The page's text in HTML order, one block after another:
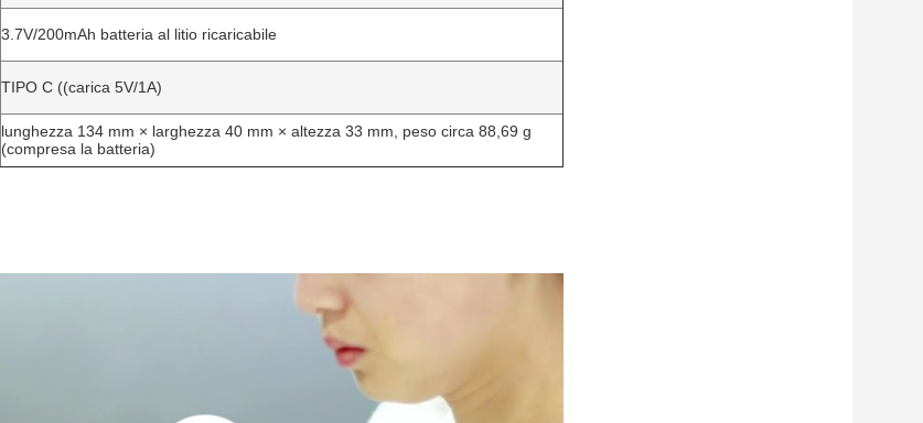
3.7V/200mAh batteria al litio ricaricabile
TIPO C ((carica 5V/1A)
lunghezza 134 mm × larghezza 40 mm × altezza 33 mm, peso circa 88,69 g
(compresa la batteria)